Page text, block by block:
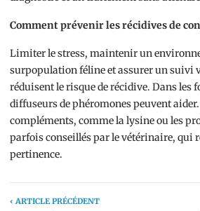
Comment prévenir les récidives de
Limiter le stress, maintenir un
surpopulation féline et assurer un suivi
réduisent le risque de récidive. Dans les
diffuseurs de phéromones peuvent
compléments, comme la lysine ou les
parfois conseillés par le vétérinaire, qui
pertinence.
‹ ARTICLE PRÉCÉDENT